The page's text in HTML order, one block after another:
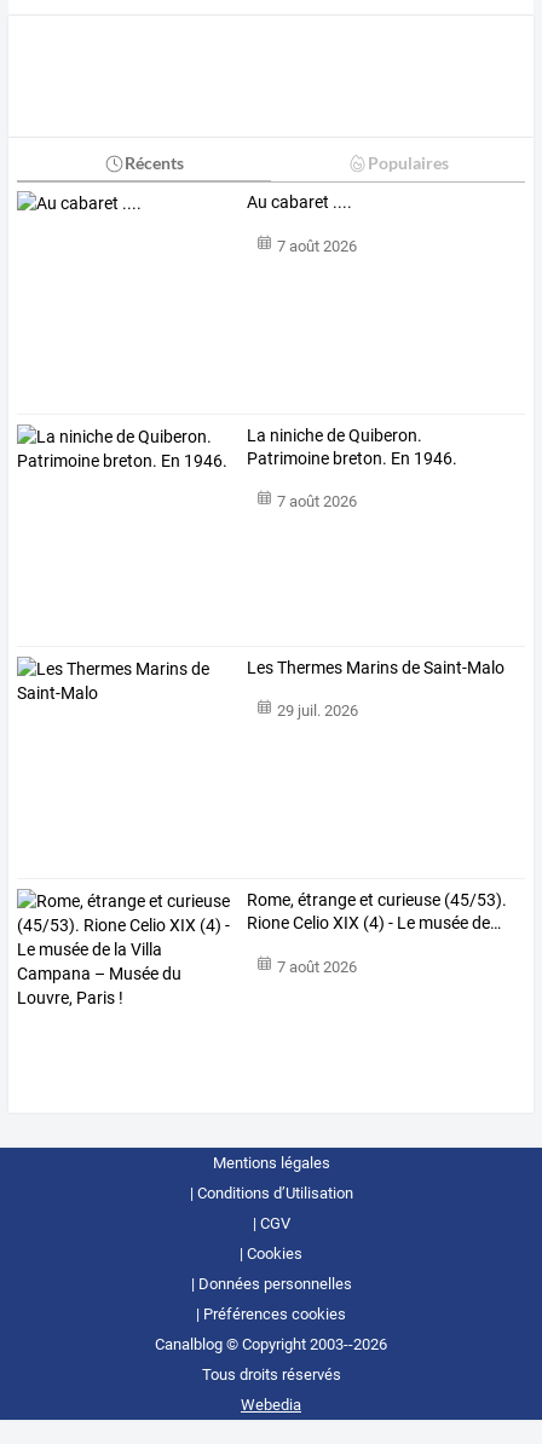
Récents Populaires
Au cabaret ....
7 août 2026
La niniche de Quiberon.
Patrimoine breton. En 1946.
7 août 2026
Les Thermes Marins de Saint-Malo
29 juil. 2026
Rome,étrangeet curieuse (45/53).
RioneCelioXIX (4) - Le muséede…
7 août 2026
Mentions légales
Conditions d’Utilisation
CGV
Cookies
Données personnelles
Préférences cookies
Canalblog © Copyright 2003--2026
Tous droits réservés
Webedia